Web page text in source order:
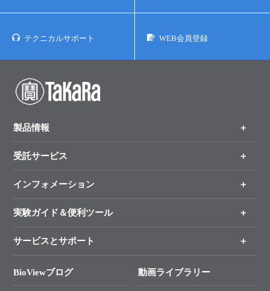
テクニカルサポート WEB会員登録
製品情報
製品一覧
手法から製品を探す
新製品情報
受託サービス
オンライン注文
インフォメーション
キャンペーン
タカラバイオ各種会員募集のお知らせ
終売製品のお知らせ
実験ガイド＆便利ツール
リアルタイムPCR実験のススメ
幹細胞・再生医療研究ガイド
サービスとサポート
総合お問い合わせ
BioViewブログ 動画ライブラリー